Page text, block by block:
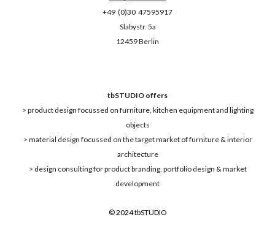
+49 (0)30 47595917
Slabystr. 5a
12459 Berlin
tbSTUDIO offers
> product design focussed on furniture, kitchen equipment and lighting
objects
> material design focussed on the target market of furniture & interior
architecture
> design consulting for product branding, portfolio design & market
development
© 2024tbSTUDIO